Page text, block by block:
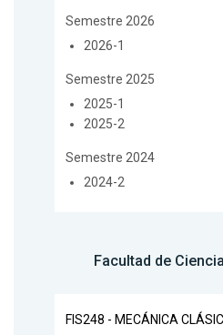
Semestre 2026
2026-1
Semestre 2025
2025-1
2025-2
Semestre 2024
2024-2
Facultad de
FIS248 - MECÁNICA